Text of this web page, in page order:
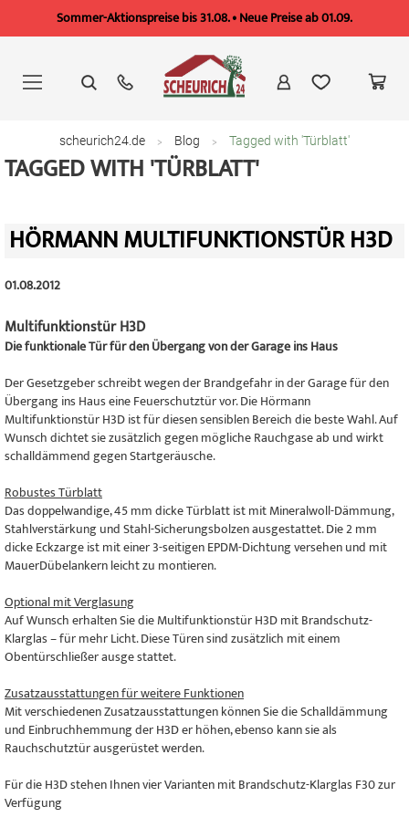
Sommer-Aktionspreise bis 31.08. • Neue Preise ab 01.09.
springen
scheurich24.de Blog Tagged with 'Türblatt'
TAGGED WITH 'TÜRBLATT'
HÖRMANN MULTIFUNKTIONSTÜR H3D
01.08.2012
Multifunktionstür H3D
Die funktionale Tür für den Übergang von der Garage ins Haus
Der Gesetzgeber schreibt wegen der Brandgefahr in der Garage für den
Übergang ins Haus eine Feuerschutztür vor. Die Hörmann
Multifunktionstür H3D ist für diesen sensiblen Bereich die beste Wahl. Auf
Wunsch dichtet sie zusätzlich gegen mögliche Rauchgase ab und wirkt
schalldämmend gegen Startgeräusche.
Robustes Türblatt
Das doppelwandige, 45 mm dicke Türblatt ist mit Mineralwoll-Dämmung,
Stahlverstärkung und Stahl-Sicherungsbolzen ausgestattet. Die 2 mm
dicke Eckzarge ist mit einer 3-seitigen EPDM-Dichtung versehen und mit
MauerDübelankern leicht zu montieren.
Optional mit Verglasung
Auf Wunsch erhalten Sie die Multifunktionstür H3D mit Brandschutz-
Klarglas – für mehr Licht. Diese Türen sind zusätzlich mit einem
Obentürschließer ausge stattet.
Zusatzausstattungen für weitere Funktionen
Mit verschiedenen Zusatzausstattungen können Sie die Schalldämmung
und Einbruchhemmung der H3D er höhen, ebenso kann sie als
Rauchschutztür ausgerüstet werden.
Für die H3D stehen Ihnen vier Varianten mit Brandschutz-Klarglas F30 zur
Verfügung